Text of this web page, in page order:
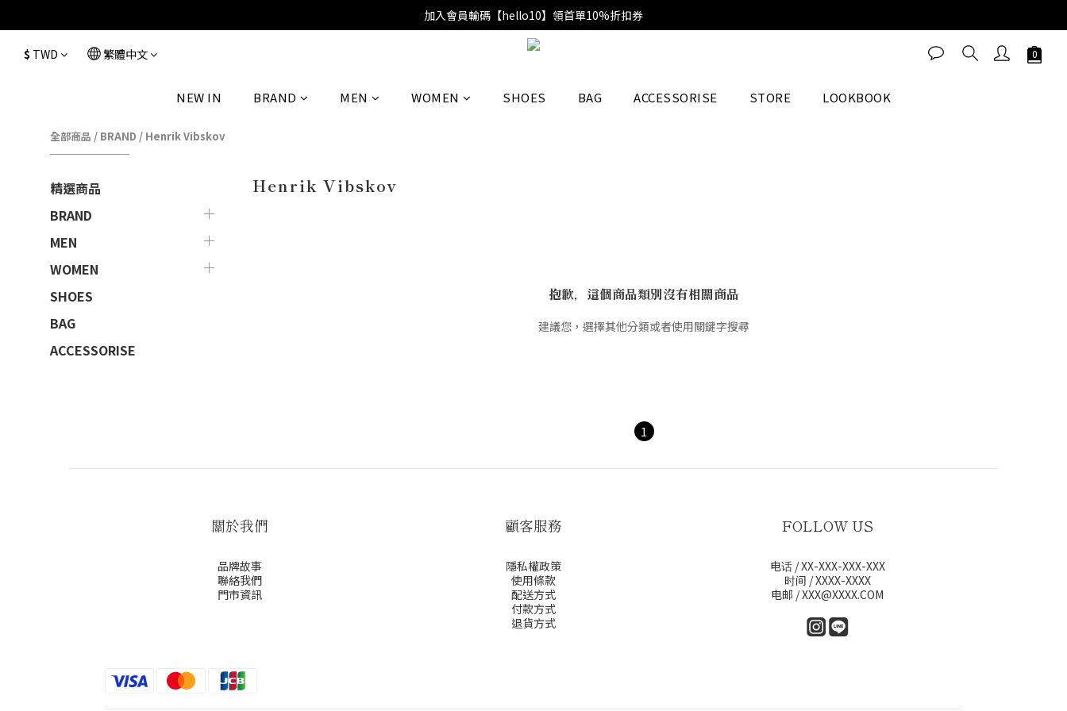
加入會員輸碼【hello10】領首單10%折扣券
$ TWD 繁體中文
NEW IN BRAND MEN WOMEN SHOES BAG ACCESSORISE STORE LOOKBOOK
全部商品 / BRAND / Henrik Vibskov
精選商品
BRAND
MEN
WOMEN
SHOES
BAG
ACCESSORISE
Henrik Vibskov
抱歉，這個商品類別沒有相關商品
建議您，選擇其他分類或者使用關鍵字搜尋
1
關於我們
品牌故事
聯絡我們
門市資訊
顧客服務
隱私權政策
使用條款
配送方式
付款方式
退貨方式
FOLLOW US
电话 / XX-XXX-XXX-XXX
时间 / XXXX-XXXX
电邮 / XXX@XXXX.COM